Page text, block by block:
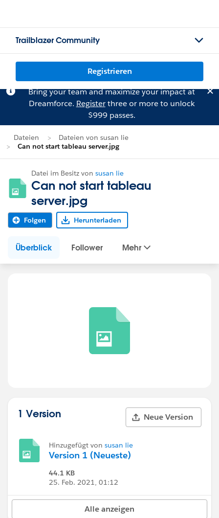
Trailblazer Community
Registrieren
Bring your team and maximize your impact at
Dreamforce. Registerthree or more to unlock
$999 passes.
Dateien
Dateien von susan lie
Can not start tableau server.jpg
Datei im Besitz von susan lie
Can not start tableau
server.jpg
Folgen Herunterladen
Überblick Follower Mehr
1 Version Neue Version
Hinzugefügt von susan lie
Version 1 (Neueste)
44.1 KB
25. Feb. 2021, 01:12
Alle anzeigen